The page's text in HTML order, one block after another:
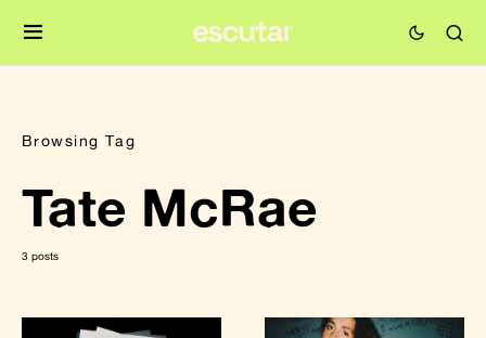
Browsing Tag
Tate McRae
3 posts